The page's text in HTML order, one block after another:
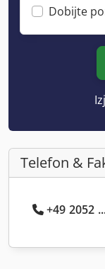
Dobijte
Telefon &
+49 2052